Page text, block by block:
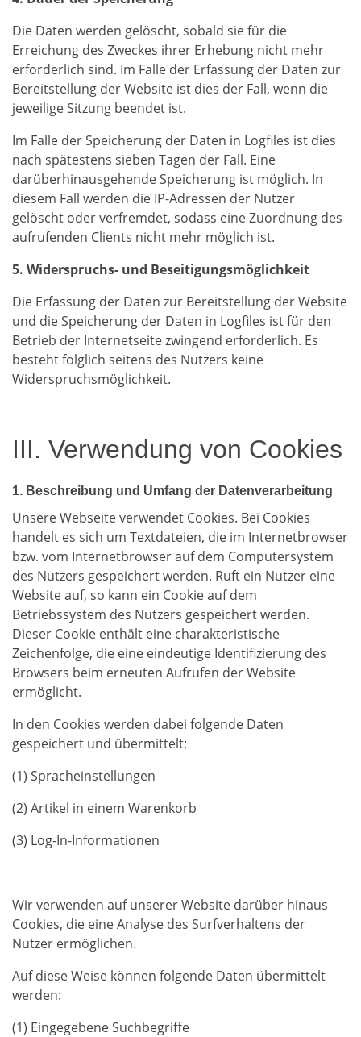
Die Daten werden gelöscht, sobald sie für die
Erreichung des Zweckes ihrer Erhebung nicht mehr
erforderlich sind. Im Falle der Erfassung der Daten zur
Bereitstellung der Website ist dies der Fall, wenn die
jeweilige Sitzung beendet ist.
Im Falle der Speicherung der Daten in Logfiles ist dies
nach spätestens sieben Tagen der Fall. Eine
darüberhinausgehende Speicherung ist möglich. In
diesem Fall werden die IP-Adressen der Nutzer
gelöscht oder verfremdet, sodass eine Zuordnung des
aufrufenden Clients nicht mehr möglich ist.
5. Widerspruchs- und Beseitigungsmöglichkeit
Die Erfassung der Daten zur Bereitstellung der Website
und die Speicherung der Daten in Logfiles ist für den
Betrieb der Internetseite zwingend erforderlich. Es
besteht folglich seitens des Nutzers keine
Widerspruchsmöglichkeit.
III. Verwendung von Cookies
1. Beschreibung und Umfang der Datenverarbeitung
Unsere Webseite verwendet Cookies. Bei Cookies
handelt es sich um Textdateien, die im Internetbrowser
bzw. vom Internetbrowser auf dem Computersystem
des Nutzers gespeichert werden. Ruft ein Nutzer eine
Website auf, so kann ein Cookie auf dem
Betriebssystem des Nutzers gespeichert werden.
Dieser Cookie enthält eine charakteristische
Zeichenfolge, die eine eindeutige Identifizierung des
Browsers beim erneuten Aufrufen der Website
ermöglicht.
In den Cookies werden dabei folgende Daten
gespeichert und übermittelt:
(1) Spracheinstellungen
(2) Artikel in einem Warenkorb
(3) Log-In-Informationen
Wir verwenden auf unserer Website darüber hinaus
Cookies, die eine Analyse des Surfverhaltens der
Nutzer ermöglichen.
Auf diese Weise können folgende Daten übermittelt
werden:
(1) Eingegebene Suchbegriffe